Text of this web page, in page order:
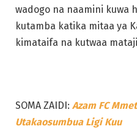
wadogo na naamini kuwa
kutamba katika mitaa ya
kimataifa na kutwaa
SOMA ZAIDI: Azam FC
Utakaosumbua Ligi Kuu